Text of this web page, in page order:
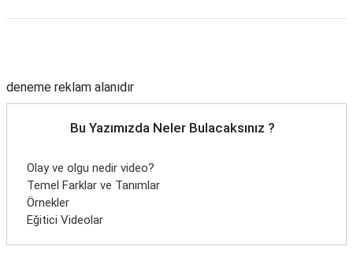
deneme reklam alanıdır
Bu Yazımızda Neler Bulacaksınız ?
Olay ve olgu nedir video?
Temel Farklar ve Tanımlar
Örnekler
Eğitici Videolar